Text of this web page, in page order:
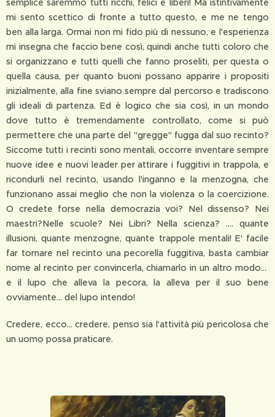
semplice saremmo tutti ricchi, felici e liberi! Ma istintivamente
mi sento scettico di fronte a tutto questo, e me ne tengo
ben alla larga. Ormai non mi fido più di nessuno, e l'esperienza
mi insegna che faccio bene così, quindi anche tutti coloro che
si organizzano e tutti quelli che fanno proseliti, per questa o
quella causa, per quanto buoni possano apparire i propositi
inizialmente, alla fine sviano sempre dal percorso e tradiscono
gli ideali di partenza. Ed è logico che sia così, in un mondo
dove tutto è tremendamente controllato, come si può
permettere che una parte del "gregge" fugga dal suo recinto?
Siccome tutti i recinti sono mentali, occorre inventare sempre
nuove idee e nuovi leader per attirare i fuggitivi in trappola, e
ricondurli nel recinto, usando l'inganno e la menzogna, che
funzionano assai meglio che non la violenza o la coercizione.
O credete forse nella democrazia voi? Nel dissenso? Nei
maestri?Nelle scuole? Nei Libri? Nella scienza? .... quante
illusioni, quante menzogne, quante trappole mentali! E' facile
far tornare nel recinto una pecorella fuggitiva, basta cambiar
nome al recinto per convincerla, chiamarlo in un altro modo...
e il lupo che alleva la pecora, la alleva per il suo bene
ovviamente... del lupo intendo!
Credere, ecco... credere, penso sia l'attività più pericolosa che
un uomo possa praticare.